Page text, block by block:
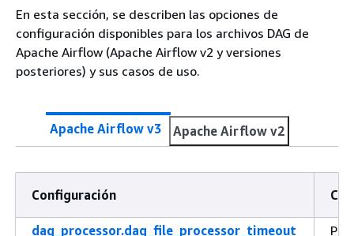
En esta sección, se describen las opciones de
configuración disponibles para los archivos DAG de
Apache Airflow (Apache Airflow v2 y versiones
posteriores) y sus casos de uso.
Apache Airflow v3 Apache Airflow v2
Configuración
dag_processor.dag_file_processor_timeout